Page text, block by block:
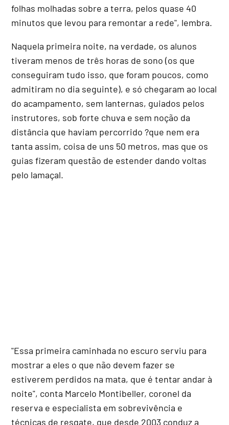
folhas molhadas sobre a terra, pelos quase 40
minutos que levou para remontar a rede", lembra.
Naquela primeira noite, na verdade, os alunos
tiveram menos de três horas de sono (os que
conseguiram tudo isso, que foram poucos, como
admitiram no dia seguinte), e só chegaram ao local
do acampamento, sem lanternas, guiados pelos
instrutores, sob forte chuva e sem noção da
distância que haviam percorrido ?que nem era
tanta assim, coisa de uns 50 metros, mas que os
guias fizeram questão de estender dando voltas
pelo lamaçal.
"Essa primeira caminhada no escuro serviu para
mostrar a eles o que não devem fazer se
estiverem perdidos na mata, que é tentar andar à
noite", conta Marcelo Montibeller, coronel da
reserva e especialista em sobrevivência e
técnicas de resgate, que desde 2003 conduz a